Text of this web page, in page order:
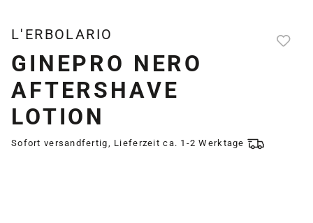
L'ERBOLARIO
GINEPRO NERO
AFTERSHAVE
LOTION
Sofort versandfertig, Lieferzeit ca. 1-2 Werktage